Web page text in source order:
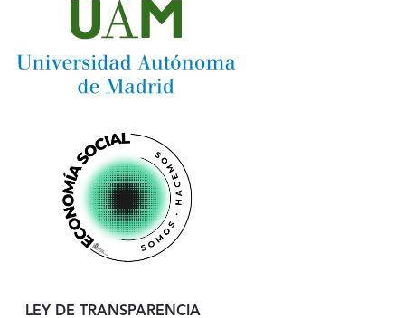
LEY DE TRANSPARENCIA